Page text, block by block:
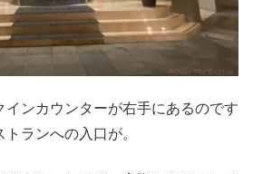
インカウンターが右手にあるのです
ランへの入口が。